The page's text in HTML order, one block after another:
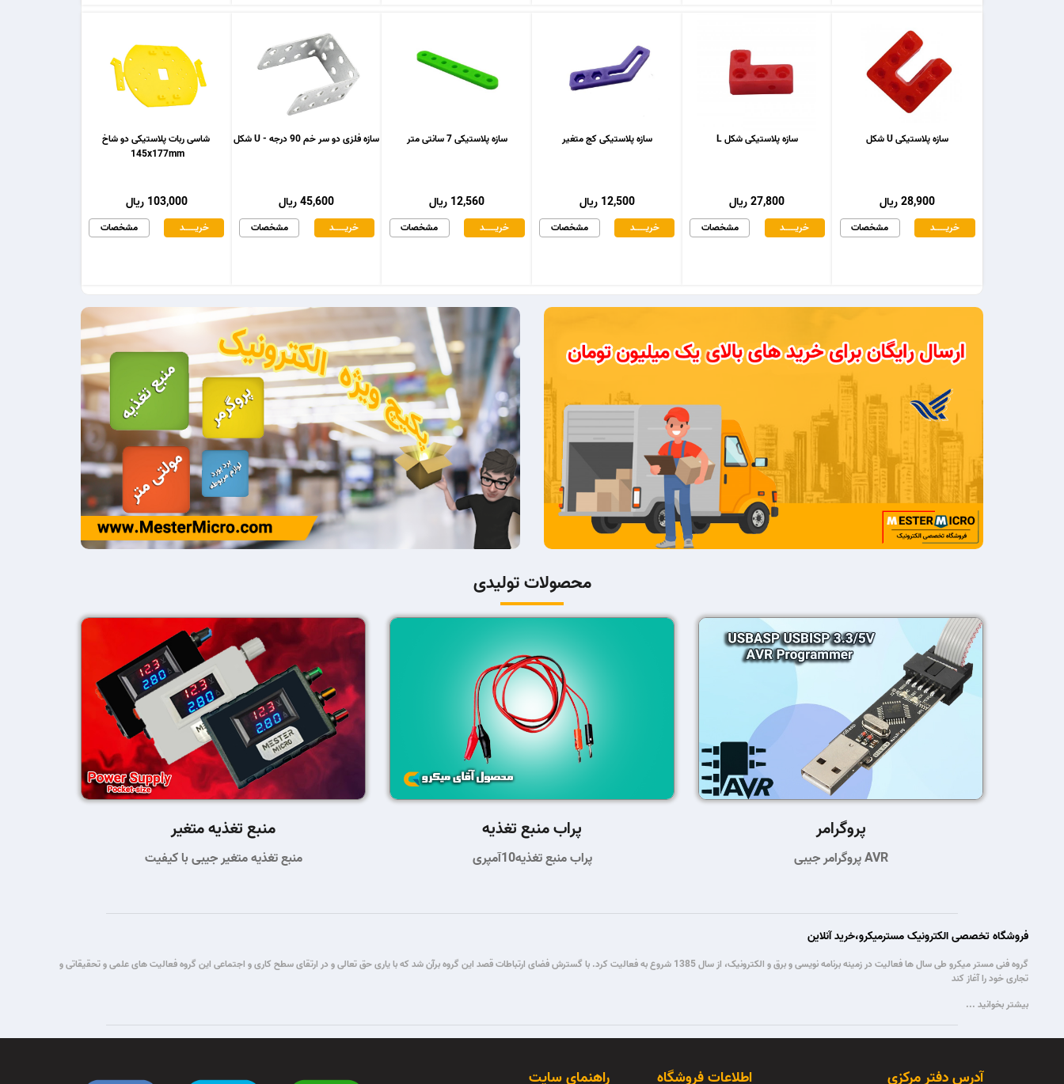
شاسی ربات پلاستیکی دو شاخ
145x177mm
103,000 ریال
مشخصات خریـــــــد
سازه فلزی دو سر خم 90 درجه - U شکل
45,600 ریال
مشخصات خریـــــــد
سازه پلاستیکی 7 سانتی متر
12,560 ریال
مشخصات خریـــــــد
سازه پلاستیکی کج متغیر
12,500 ریال
مشخصات خریـــــــد
سازه پلاستیکی شکل L
27,800 ریال
مشخصات خریـــــــد
سازه پلاستیکی U شکل
28,900 ریال
مشخصات خریـــــــد
محصولات تولیدی
منبع تغذیه متغیر
منبع تغذیه متغیر جیبی با کیفیت
پراب منبع تغذیه
پراب منبع تغذیه10آمپری
پروگرامر
پروگرامر جیبی AVR
فروشگاه تخصصی الکترونیک مسترمیکرو،خرید آنلاین
گروه فنی مستر میکرو طی سال ها فعالیت در زمینه برنامه نویسی و برق و الکترونیک، از سال 1385 شروع به فعالیت کرد. با گسترش فضای ارتباطات قصد این گروه برآن شد که با یاری حق تعالی و در ارتقای سطح کاری و اجتماعی این گروه فعالیت های علمی و تحقیقاتی و
تجاری خود را آغاز کند
بیشتر بخوانید ...
آدرس دفتر مرکزی راهنمای سایت اطلاعات فروشگاه